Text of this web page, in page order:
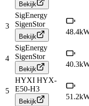
Bekijk
3
SigEnergy
SigenStor
Bekijk
48.4
4
SigEnergy
SigenStor
Bekijk
40.3
5
HYXI HYX-
E50-H3
Bekijk
51.2